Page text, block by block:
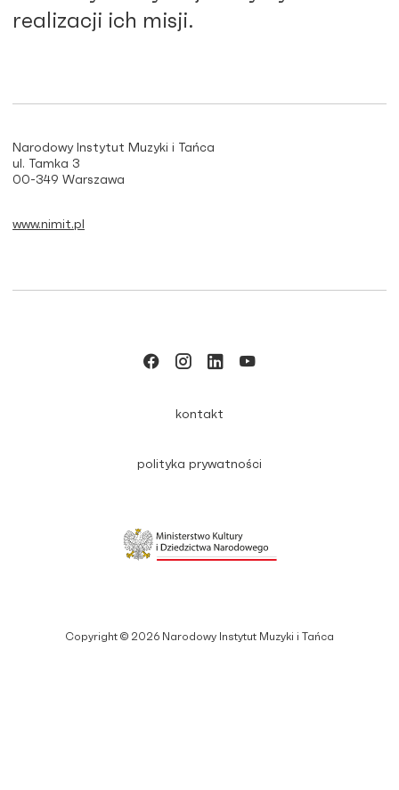
realizacji ich misji.
Narodowy Instytut Muzyki i Tańca
ul. Tamka 3
00-349 Warszawa
www.nimit.pl
Copyright © 2026 Narodowy Instytut Muzyki i Tańca
kontakt
polityka prywatności